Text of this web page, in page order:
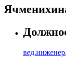
вед.инженер,